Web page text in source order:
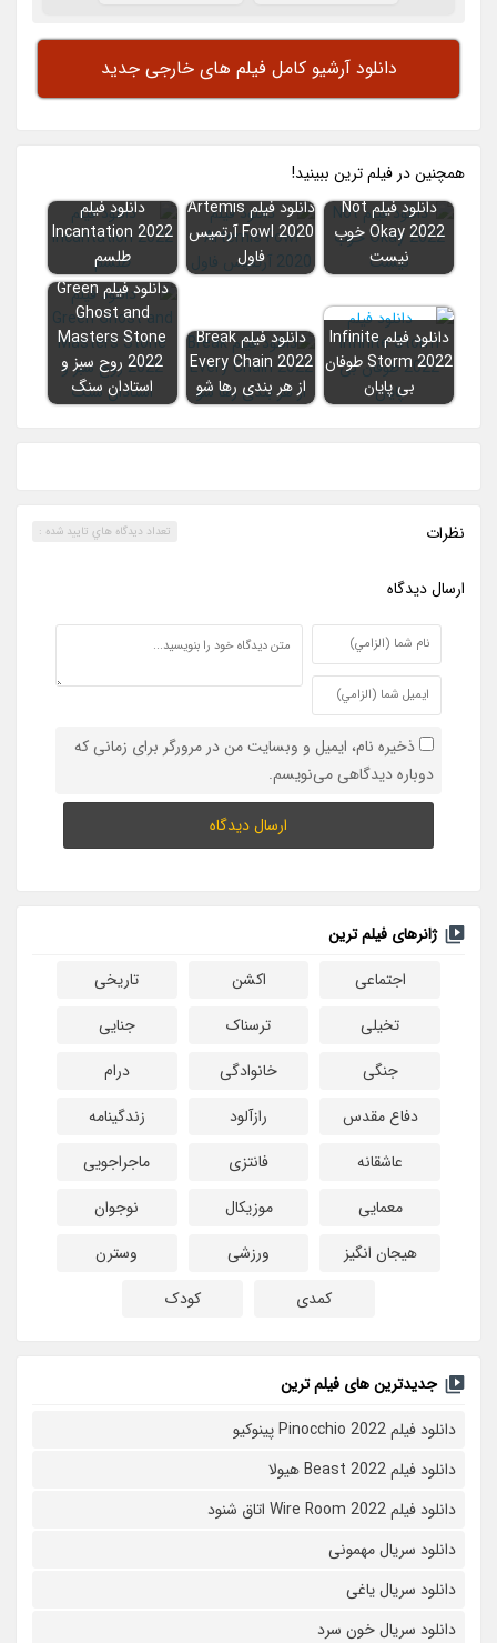
دانلود آرشیو کامل فیلم های خارجی جدید
همچنين در فيلم ترين ببينيد!
دانلود فیلم Not
Okay 2022 خوب
نیست
دانلود فیلم Artemis
Fowl 2020 آرتمیس
فاول
دانلود فیلم
Incantation 2022
طلسم
دانلود فیلم Infinite
Storm 2022 طوفان
بی پایان
دانلود فیلم Break
Every Chain 2022
از هر بندی رها شو
دانلود فیلم Green
Ghost and
Masters Stone
2022 روح سبز و
استادان سنگ
نظرات تعداد ديدگاه هاي تاييد شده :
ارسال ديدگاه
ذخیره نام، ایمیل و وبسایت من در مرورگر برای زمانی که
دوباره دیدگاهی می‌نویسم.
ژانرهای فیلم ترین
اجتماعی
اکشن
تاریخی
تخیلی
ترسناک
جنایی
جنگی
خانوادگی
درام
دفاع مقدس
رازآلود
زندگینامه
عاشقانه
فانتزی
ماجراجویی
معمایی
موزیکال
نوجوان
هیجان انگیز
ورزشی
وسترن
کمدی
کودک
جدیدترین های فیلم ترین
دانلود فیلم Pinocchio 2022 پینوکیو
دانلود فیلم Beast 2022 هیولا
دانلود فیلم Wire Room 2022 اتاق شنود
دانلود سریال مهمونی
دانلود سریال یاغی
دانلود سریال خون سرد